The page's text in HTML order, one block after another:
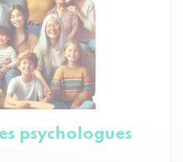
psychologues